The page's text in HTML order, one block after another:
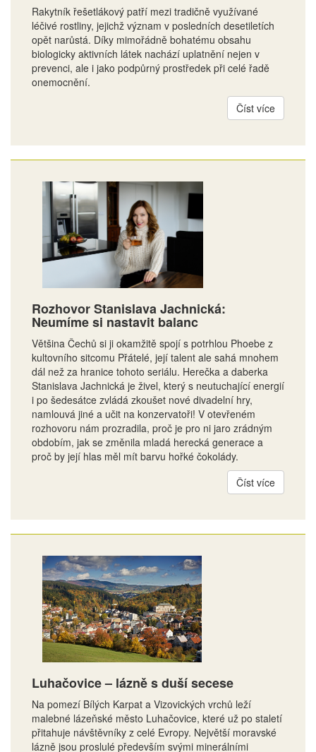
Rakytník řešetlákový patří mezi tradičně využívané
léčivé rostliny, jejichž význam v posledních desetiletích
opět narůstá. Díky mimořádně bohatému obsahu
biologicky aktivních látek nachází uplatnění nejen v
prevenci, ale i jako podpůrný prostředek při celé řadě
onemocnění.
Číst více
Rozhovor Stanislava Jachnická:
Neumíme si nastavit balanc
Většina Čechů si ji okamžitě spojí s potrhlou Phoebe z
kultovního sitcomu Přátelé, její talent ale sahá mnohem
dál než za hranice tohoto seriálu. Herečka a daberka
Stanislava Jachnická je živel, který s neutuchající energií
i po šedesátce zvládá zkoušet nové divadelní hry,
namlouvá jiné a učit na konzervatoři! V otevřeném
rozhovoru nám prozradila, proč je pro ni jaro zrádným
obdobím, jak se změnila mladá herecká generace a
proč by její hlas měl mít barvu hořké čokolády.
Číst více
Luhačovice – lázně s duší secese
Na pomezí Bílých Karpat a Vizovických vrchů leží
malebné lázeňské město Luhačovice, které už po staletí
přitahuje návštěvníky z celé Evropy. Největší moravské
lázně jsou proslulé především svými minerálními